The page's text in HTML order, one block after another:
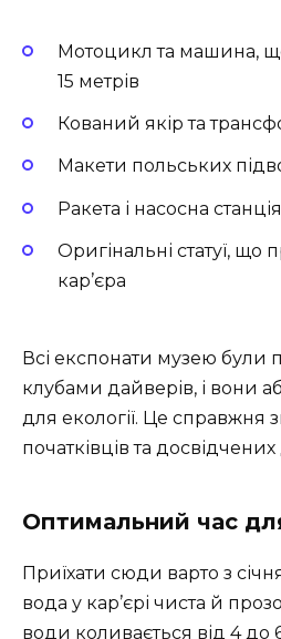
Мотоцикл та машина,
15 метрів
Кований якір та
Макети польських
Ракета і насосна станція
Оригінальні статуї,
кар’єра
Всі експонати музею були
клубами дайверів, і вони
для екології. Це справжня
початківців та
Оптимальний час
Приїхати сюди варто з
вода у кар’єрі чиста й
води коливається від 4 до